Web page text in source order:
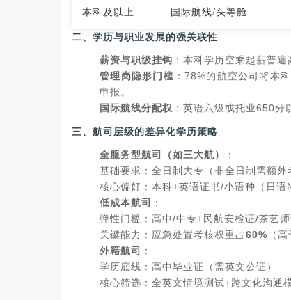
本科及以上 国际航线/头等舱
二、 学历与职业发展的强关联性
薪资与职级挂钩 ：本科学历空乘起薪普
管理岗隐形门槛 ：78%的航空公司将本
申报。
国际航线分配权 ：英语六级或托业650
三、航司层级的差异化学历策略
全服务型航司（如三大航）
：
基础要求：全日制大专（非全日制需额外
核心偏好：本科+英语证书/小语种（日语
低成本航司
：
弹性门槛：高中/中专+民航安检证/茶艺师
关键能力：应急处置考核权重占60% （
外籍航司
：
学历底线：高中毕业证（需英文公证）
核心筛选：全英文情境测试+跨文化沟通